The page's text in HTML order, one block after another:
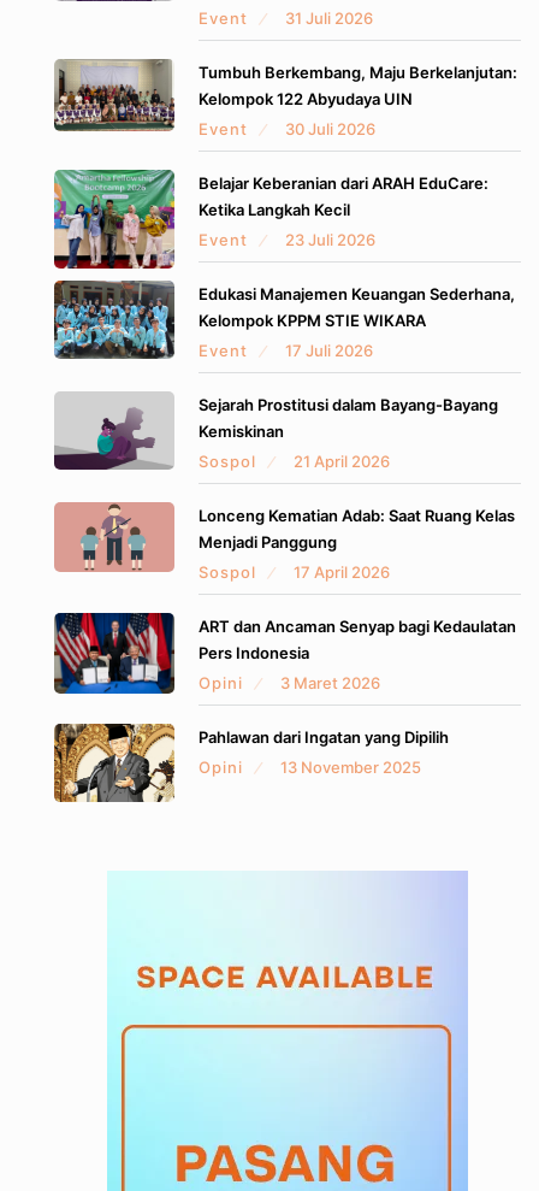
Event
31 Juli 2026
Tumbuh Berkembang, Maju Berkelanjutan:
Kelompok 122 Abyudaya UIN
Event
30 Juli 2026
Belajar Keberanian dari ARAH EduCare:
Ketika Langkah Kecil
Event
23 Juli 2026
Edukasi Manajemen Keuangan Sederhana,
Kelompok KPPM STIE WIKARA
Event
17 Juli 2026
Sejarah Prostitusi dalam Bayang-Bayang
Kemiskinan
Sospol
21 April 2026
Lonceng Kematian Adab: Saat Ruang Kelas
Menjadi Panggung
Sospol
17 April 2026
ART dan Ancaman Senyap bagi Kedaulatan
Pers Indonesia
Opini
3 Maret 2026
Pahlawan dari Ingatan yang Dipilih
Opini
13 November 2025